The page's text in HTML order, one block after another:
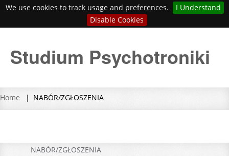
We use cookies to track usage and preferences.
I Understand
Disable Cookies
Studium Psychotroniki
Home NABÓR/ZGŁOSZENIA
NABÓR/ZGŁOSZENIA